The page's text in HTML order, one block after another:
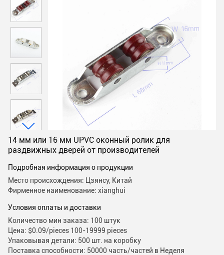
14 мм или 16 мм UPVC оконный ролик для
раздвижных дверей от производителей
Подробная информация о продукции
Место происхождения: Цзянсу, Китай
Фирменное наименование: xianghui
Условия оплаты и доставки
Количество мин заказа: 100 штук
Цена: $0.09/pieces 100-19999 pieces
Упаковывая детали: 500 шт. на коробку
Поставка способности: 50000 часть/частей в Неделя